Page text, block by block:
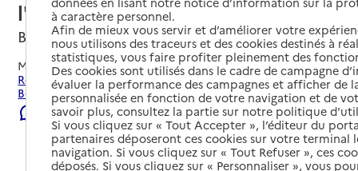
l'Archambault
Bourbon-l'Archambault, ALLIER
Mis à jour le23/07/2026
Rechercher les établissements et services autour de
Bourbon-l'Archambault.
Signaler une erreur
à caractère personnel.
Afin de mieux vous servir et d’améliorer votre
nous utilisons des traceurs et des cookies destinés à
statistiques, vous faire profiter pleinement des
Des cookies sont utilisés dans le cadre de campagne
évaluer la performance des campagnes et afficher de
personnalisée en fonction de votre navigation et de
savoir plus, consultez la partie sur notre politique
Si vous cliquez sur « Tout Accepter », l’éditeur du
partenaires déposeront ces cookies sur votre terminal
navigation. Si vous cliquez sur « Tout Refuser », ces
déposés. Si vous cliquez sur « Personnaliser », vous